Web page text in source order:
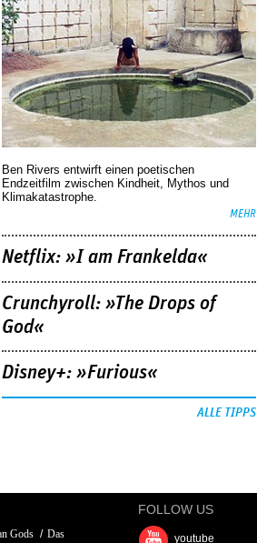
Ben Rivers entwirft einen poetischen
Endzeitfilm zwischen Kindheit, Mythos und
Klimakatastrophe.
MEHR
Netflix: »I am Frankelda«
Crunchyroll: »The Drops of
God«
Disney+: »Furious«
ALLE TIPPS
Gods Das
FOLLOW US
youtube